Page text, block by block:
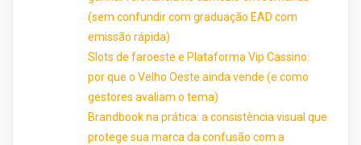
(sem confundir com graduação EAD com
emissão rápida)
Slots de faroeste e Plataforma Vip Cassino:
por que o Velho Oeste ainda vende (e como
gestores avaliam o tema)
Brandbook na prática: a consistência visual que
protege sua marca da confusão com a